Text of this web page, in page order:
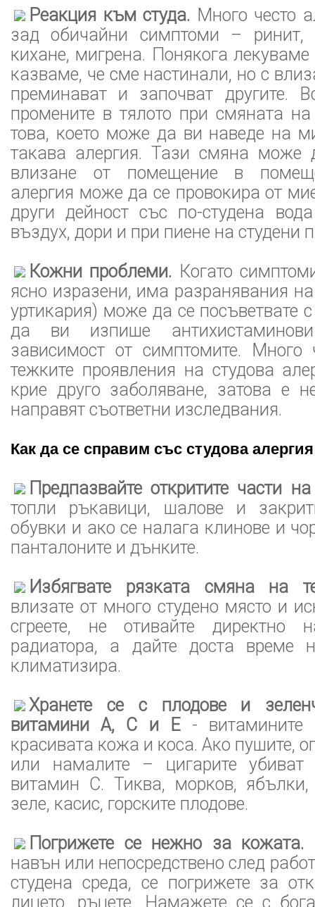
Реакция към студа. Много често
зад обичайни симптоми – ринит,
кихане, мигрена. Понякога
казваме, че сме настинали, но с
преминават и започват другите.
промените в тялото при смяната на
това, което може да ви наведе на
такава алергия. Тази смяна
влизане от помещение в
алергия може да се провокира от
други дейност със по-студена
въздух, дори и при пиене на студени
Кожни проблеми. Когато
ясно изразени, има разранявания
уртикария) може да се посъветвате с
да ви изпише
зависимост от симптомите. Много
тежките проявления на студова
крие друго заболяване, затова е
направят съответни изследвания.
Как да се справим със студова
Предпазвайте откритите части на
топли ръкавици, шалове и
обувки и ако се налага клинове и
панталоните и дънките.
Избягвате рязката смяна на
влизате от много студено място и
сгреете, не отивайте директно
радиатора, а дайте доста време
климатизира.
Хранете се с плодове и
витамини А, С и Е- витамините
красивата кожа и коса. Ако пушите,
или намалите – цигарите убиват
витамин С. Тиква, морков, ябълки,
зеле, касис, горските плодове.
Погрижете се нежно за кожата.
навън или непосредствено след
студена среда, се погрижете за
лицето, ръцете. Намажете се с